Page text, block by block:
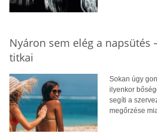
Nyáron sem elég a napsütés
titkai
Sokan úgy
ilyenkor
segíti a
megőrzése